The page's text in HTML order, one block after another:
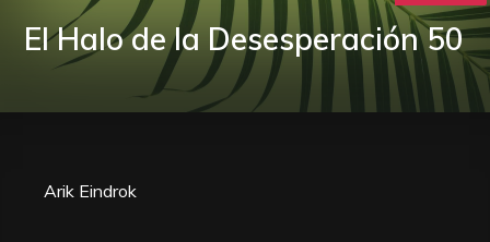
El Halo de la Desesperación 50
Arik Eindrok